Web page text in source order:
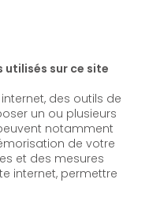
sur ce site
des outils de
un ou plusieurs
notamment
de votre
internet, permettre